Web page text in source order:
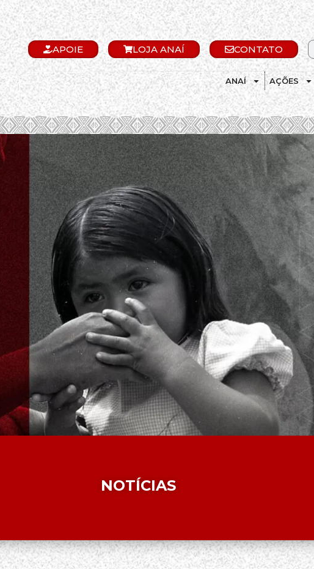
APOIE LOJA ANAÍ CONTATO
ANAÍ AÇÕES
NOTÍCIAS